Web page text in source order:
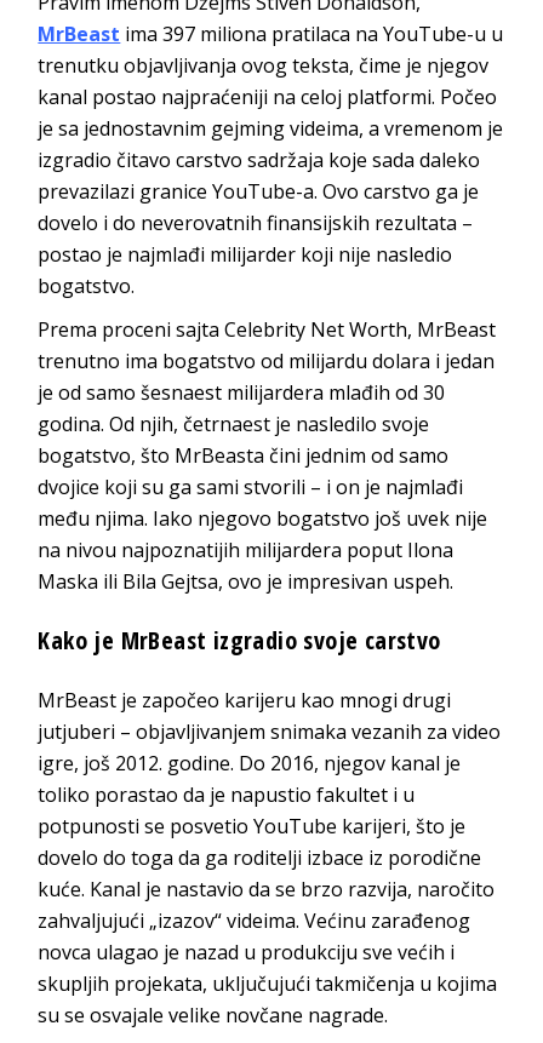
MrBeast ima 397 miliona pratilaca na YouTube-u u
trenutku objavljivanja ovog teksta, čime je njegov
kanal postao najpraćeniji na celoj platformi. Počeo
je sa jednostavnim gejming videima, a vremenom je
izgradio čitavo carstvo sadržaja koje sada daleko
prevazilazi granice YouTube-a. Ovo carstvo ga je
dovelo i do neverovatnih finansijskih rezultata –
postao je najmlađi milijarder koji nije nasledio
bogatstvo.
Prema proceni sajta Celebrity Net Worth, MrBeast
trenutno ima bogatstvo od milijardu dolara i jedan
je od samo šesnaest milijardera mlađih od 30
godina. Od njih, četrnaest je nasledilo svoje
bogatstvo, što MrBeasta čini jednim od samo
dvojice koji su ga sami stvorili – i on je najmlađi
među njima. Iako njegovo bogatstvo još uvek nije
na nivou najpoznatijih milijardera poput Ilona
Maska ili Bila Gejtsa, ovo je impresivan uspeh.
Kako je MrBeast izgradio svoje carstvo
MrBeast je započeo karijeru kao mnogi drugi
jutjuberi – objavljivanjem snimaka vezanih za video
igre, još 2012. godine. Do 2016, njegov kanal je
toliko porastao da je napustio fakultet i u
potpunosti se posvetio YouTube karijeri, što je
dovelo do toga da ga roditelji izbace iz porodične
kuće. Kanal je nastavio da se brzo razvija, naročito
zahvaljujući „izazov“ videima. Većinu zarađenog
novca ulagao je nazad u produkciju sve većih i
skupljih projekata, uključujući takmičenja u kojima
su se osvajale velike novčane nagrade.